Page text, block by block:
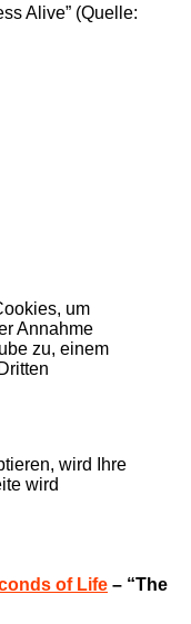
Alive” (Quelle:
um
Annahme
zu, einem
wird Ihre
wird
of Life – “The